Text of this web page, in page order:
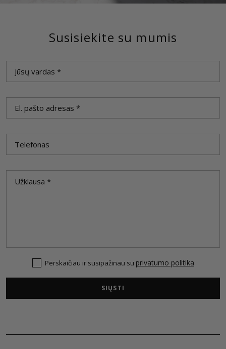
Susisiekite su mumis
Perskaičiau ir susipažinau su privatumo politika
SIŲSTI